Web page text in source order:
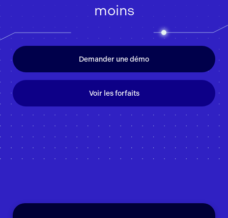
moins
Demander une démo
Voir les forfaits